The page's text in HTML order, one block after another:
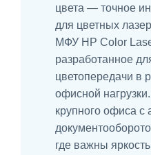
цвета — точное
для цветных
МФУ HP Color
разработанное
цветопередачи в
офисной
крупного офиса с
где важны